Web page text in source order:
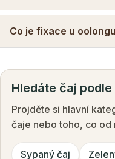
Co je fixace u
Hledáte čaj
Projděte si hlavní
čaje nebo toho, co od
Sypaný čaj